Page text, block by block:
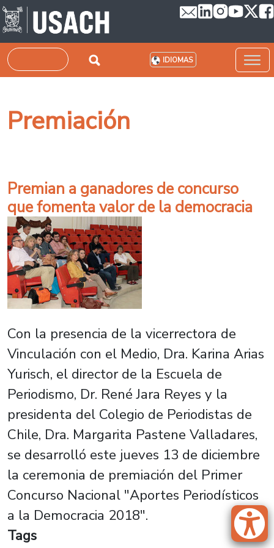
Pasar al contenido principal
Buscar IDIOMAS
Premiación
Premian a ganadores de concurso
que fomenta valor de la democracia
Con la presencia de la vicerrectora de
Vinculación con el Medio, Dra. Karina Arias
Yurisch, el director de la Escuela de
Periodismo, Dr. René Jara Reyes y la
presidenta del Colegio de Periodistas de
Chile, Dra. Margarita Pastene Valladares,
se desarrolló este jueves 13 de diciembre
la ceremonia de premiación del Primer
Concurso Nacional "Aportes Periodísticos
a la Democracia 2018".
Tags